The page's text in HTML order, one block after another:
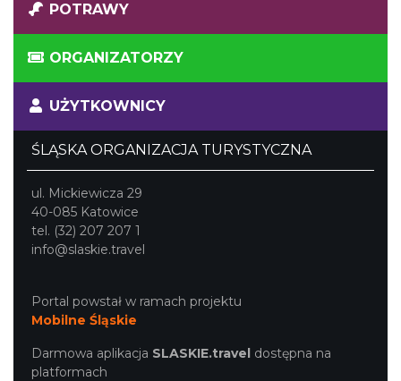
POTRAWY
ORGANIZATORZY
UŻYTKOWNICY
ŚLĄSKA ORGANIZACJA TURYSTYCZNA
ul. Mickiewicza 29
40-085 Katowice
tel. (32) 207 207 1
info@slaskie.travel
Portal powstał w ramach projektu
Mobilne Śląskie
Darmowa aplikacja SLASKIE.travel dostępna na
platformach